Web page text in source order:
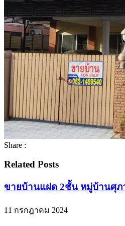
Share :
Related Posts
ขายบ้านแฝด 2ชั้น หมู่บ้านศุภา
11 กรกฎาคม 2024